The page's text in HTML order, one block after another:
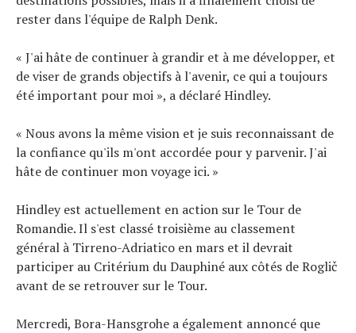
rester dans l'équipe de Ralph Denk.
« J'ai hâte de continuer à grandir et à me développer, et
de viser de grands objectifs à l'avenir, ce qui a toujours
été important pour moi », a déclaré Hindley.
« Nous avons la même vision et je suis reconnaissant de
la confiance qu'ils m'ont accordée pour y parvenir. J'ai
hâte de continuer mon voyage ici. »
Hindley est actuellement en action sur le Tour de
Romandie. Il s'est classé troisième au classement
général à Tirreno-Adriatico en mars et il devrait
participer au Critérium du Dauphiné aux côtés de Roglič
avant de se retrouver sur le Tour.
Mercredi, Bora-Hansgrohe a également annoncé que